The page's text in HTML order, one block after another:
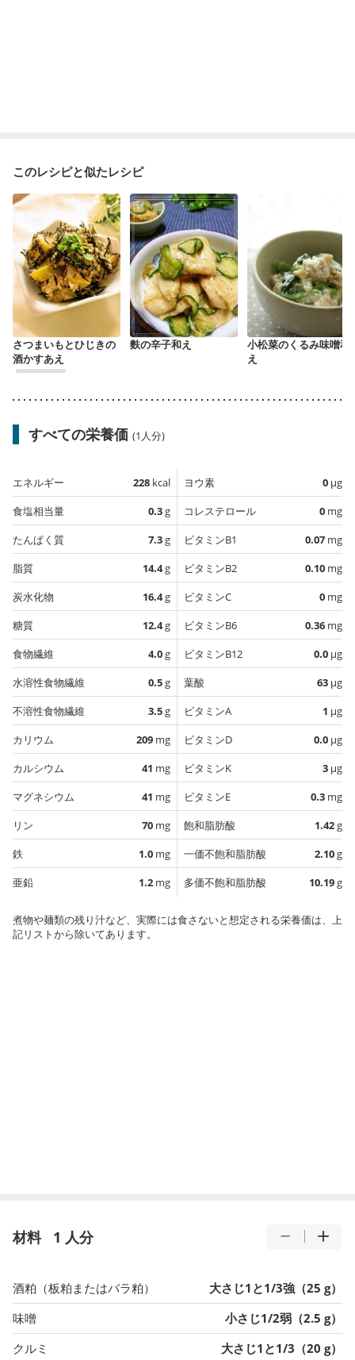
このレシピと似たレシピ
さつまいもとひじきの
酒かすあえ
麩の辛子和え
小松菜のくるみ味噌和
え
すべての栄養価 (1人分)
エネルギー 228 kcal
食塩相当量
0.3g
たんぱく質
7.3g
脂質
14.4g
炭水化物
16.4g
糖質
12.4g
食物繊維
4.0g
水溶性食物繊維
0.5g
不溶性食物繊維
3.5g
カリウム
209 mg
カルシウム
41 mg
マグネシウム
41 mg
リン
70 mg
鉄
1.0 mg
亜鉛
1.2 mg
ヨウ素 0 µg
コレステロール
0 mg
ビタミンB1
0.07 mg
ビタミンB2
0.10 mg
ビタミンC
0 mg
ビタミンB6
0.36 mg
ビタミンB12
0.0 µg
葉酸
63 µg
ビタミンA
1 µg
ビタミンD
0.0 µg
ビタミンK
3 µg
ビタミンE
0.3 mg
飽和脂肪酸
1.42g
一価不飽和脂肪酸
2.10g
多価不飽和脂肪酸
10.19g
煮物や麺類の残り汁など、実際には食さないと想定される栄養価は、上
記リストから除いてあります。
材料 1 人分
酒粕（板粕またはバラ粕）
大さじ1と1/3強（25 g）
味噌
小さじ1/2弱（2.5 g）
クルミ
大さじ1と1/3（20 g）